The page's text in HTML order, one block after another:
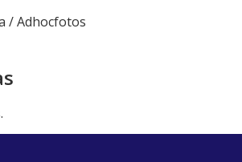
/ Adhocfotos